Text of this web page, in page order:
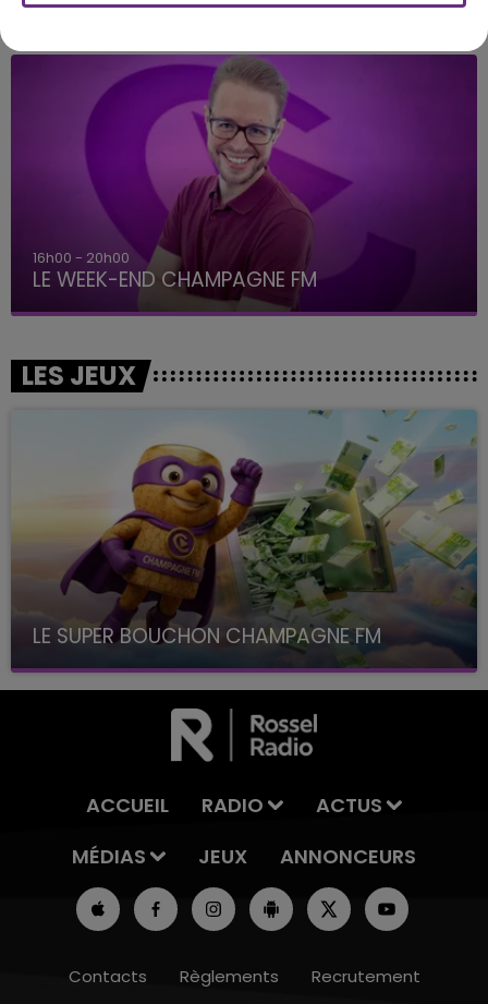
A L'ANTENNE
16h00 - 20h00
LE WEEK-END CHAMPAGNE FM
LES JEUX
LE SUPER BOUCHON CHAMPAGNE FM
avec La Famille Champagne FM, à 8H10
ACCUEIL RADIO
ACTUS
MÉDIAS
JEUX ANNONCEURS
Contacts Règlements Recrutement